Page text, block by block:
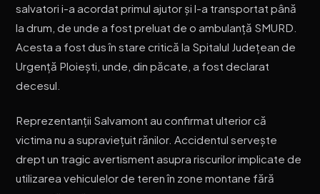
salvatori i-a acordat primul ajutor și l-a transportat până
la drum, de unde a fost preluat de o ambulanță SMURD.
Acesta a fost dus în stare critică la Spitalul Județean de
Urgență Ploiești, unde, din păcate, a fost declarat
decesul.
Reprezentanții Salvamont au confirmat ulterior că
victima nu a supraviețuit rănilor. Accidentul servește
drept un tragic avertisment asupra riscurilor implicate de
utilizarea vehiculelor de teren în zone montane fără